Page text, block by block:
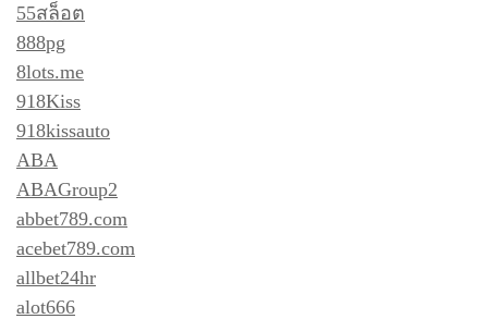
55สล็อต
888pg
8lots.me
918Kiss
918kissauto
ABA
ABAGroup2
abbet789.com
acebet789.com
allbet24hr
alot666